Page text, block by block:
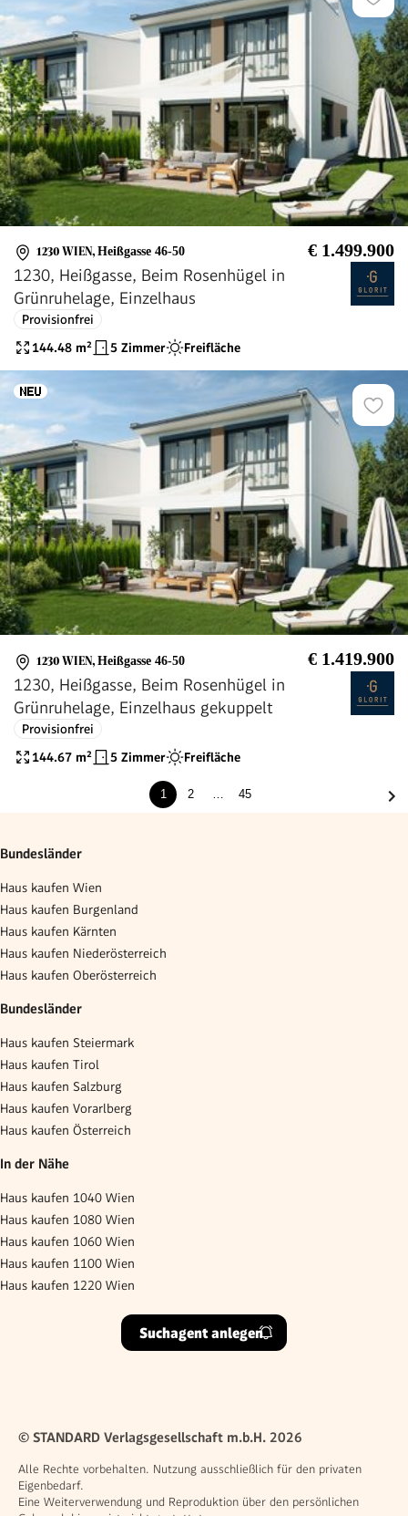
1230 WIEN, Heißgasse 46-50 € 1.499.900
1230, Heißgasse, Beim Rosenhügel in
Grünruhelage, Einzelhaus
Provisionfrei
144.48 m² 5 Zimmer Freifläche
1230 WIEN, Heißgasse 46-50 € 1.419.900
1230, Heißgasse, Beim Rosenhügel in
Grünruhelage, Einzelhaus gekuppelt
Provisionfrei
144.67 m² 5 Zimmer Freifläche
1 2 … 45
Bundesländer
Haus kaufen Wien
Haus kaufen Burgenland
Haus kaufen Kärnten
Haus kaufen Niederösterreich
Haus kaufen Oberösterreich
Bundesländer
Haus kaufen Steiermark
Haus kaufen Tirol
Haus kaufen Salzburg
Haus kaufen Vorarlberg
Haus kaufen Österreich
In der Nähe
Haus kaufen 1040 Wien
Haus kaufen 1080 Wien
Haus kaufen 1060 Wien
Haus kaufen 1100 Wien
Haus kaufen 1220 Wien
Suchagent anlegen
© STANDARD Verlagsgesellschaft m.b.H. 2026
Alle Rechte vorbehalten. Nutzung ausschließlich für den privaten
Eigenbedarf.
Eine Weiterverwendung und Reproduktion über den persönlichen